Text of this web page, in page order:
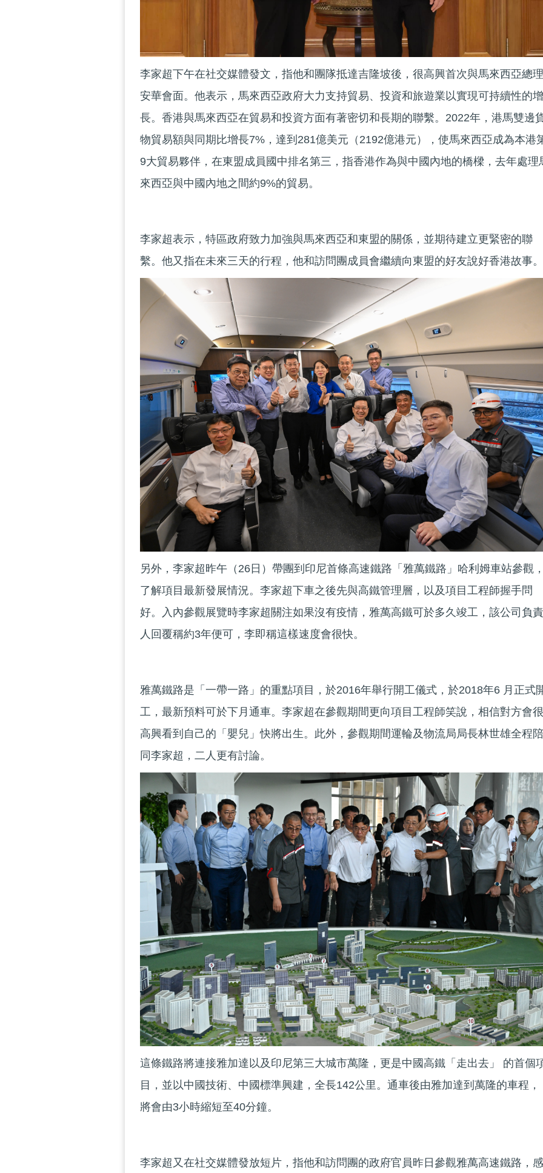
李家超下午在社交媒體發文，指他和團隊抵達吉隆坡後，很高興首次與馬來西亞總理
安華會面。他表示，馬來西亞政府大力支持貿易、投資和旅遊業以實現可持續性的增
長。香港與馬來西亞在貿易和投資方面有著密切和長期的聯繫。2022年，港馬雙邊
物貿易額與同期比增長7%，達到281億美元（2192億港元），使馬來西亞成為本港
9大貿易夥伴，在東盟成員國中排名第三，指香港作為與中國內地的橋樑，去年處理
來西亞與中國內地之間約9%的貿易。
李家超表示，特區政府致力加強與馬來西亞和東盟的關係，並期待建立更緊密的聯
繫。他又指在未來三天的行程，他和訪問團成員會繼續向東盟的好友說好香港故事。
另外，李家超昨午（26日）帶團到印尼首條高速鐵路「雅萬鐵路」哈利姆車站參觀
了解項目最新發展情況。李家超下車之後先與高鐵管理層，以及項目工程師握手問
好。入內參觀展覽時李家超關注如果沒有疫情，雅萬高鐵可於多久竣工，該公司負責
人回覆稱約3年便可，李即稱這樣速度會很快。
雅萬鐵路是「一帶一路」的重點項目，於2016年舉行開工儀式，於2018年6 月正式
工，最新預料可於下月通車。李家超在參觀期間更向項目工程師笑說，相信對方會很
高興看到自己的「嬰兒」快將出生。此外，參觀期間運輪及物流局局長林世雄全程陪
同李家超，二人更有討論。
這條鐵路將連接雅加達以及印尼第三大城市萬隆，更是中國高鐵「走出去」 的首個
目，並以中國技術、中國標準興建，全長142公里。通車後由雅加達到萬隆的車程，
將會由3小時縮短至40分鐘。
李家超又在社交媒體發放短片，指他和訪問團的政府官員昨日參觀雅萬高速鐵路，感